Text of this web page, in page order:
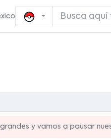
y vamos a pausar